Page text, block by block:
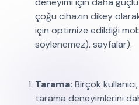
çoğu cihazın dikey
için optimize edildiği
söylenemez). sayfalar).
Tarama: Birçok
tarama deneyimlerini